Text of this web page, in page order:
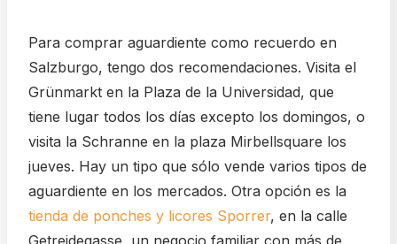
Para comprar aguardiente como recuerdo en
Salzburgo, tengo dos recomendaciones. Visita el
Grünmarkt en la Plaza de la Universidad, que
tiene lugar todos los días excepto los domingos, o
visita la Schranne en la plaza Mirbellsquare los
jueves. Hay un tipo que sólo vende varios tipos de
aguardiente en los mercados. Otra opción es la
tienda de ponches y licores Sporrer, en la calle
Getreidegasse, un negocio familiar con más de